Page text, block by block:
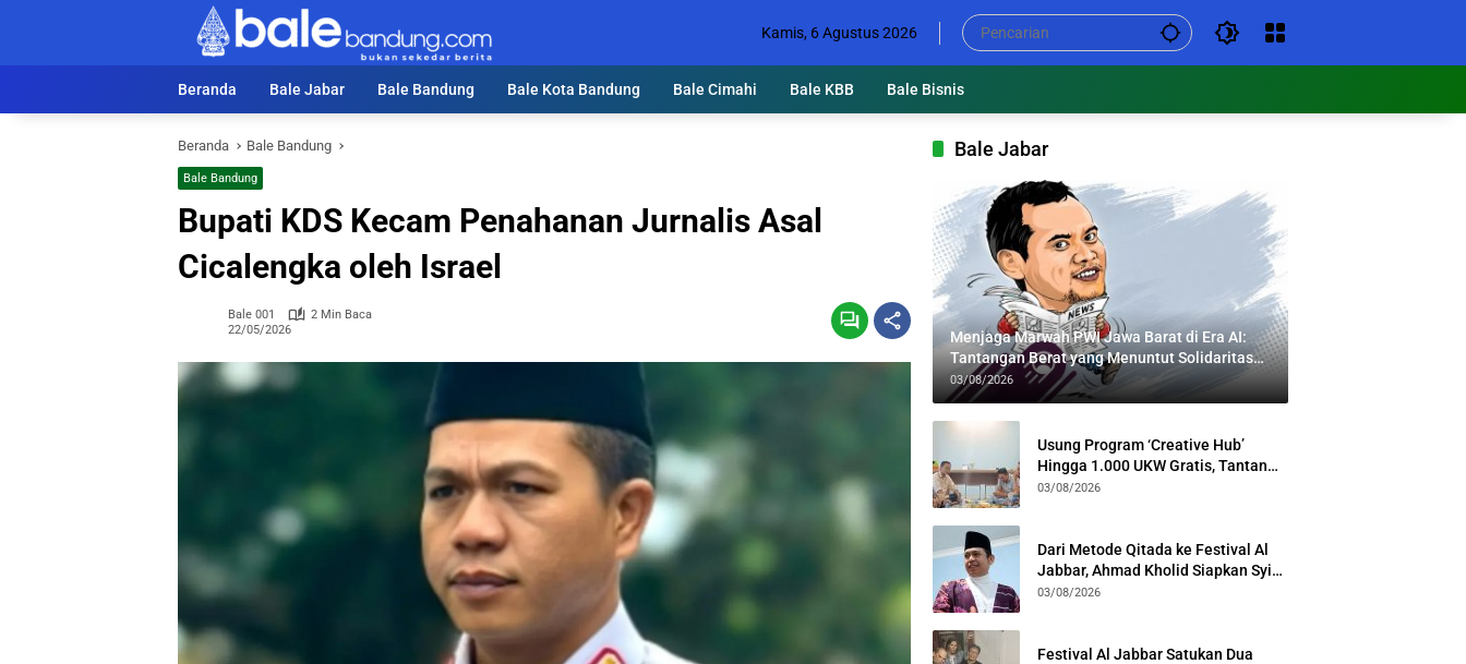
Kamis, 6 Agustus 2026
Beranda Bale Jabar Bale Bandung Bale Kota Bandung Bale Cimahi Bale KBB Bale Bisnis
Beranda Bale Bandung
Bale Bandung
Bupati KDS Kecam Penahanan Jurnalis Asal
Cicalengka oleh Israel
Bale 001
2 Min Baca
22/05/2026
Bale Jabar
Menjaga Marwah PWI Jawa Barat di Era AI:
Tantangan Berat yang Menuntut Solidaritas
Lintas Generasi
03/08/2026
Usung Program ‘Creative Hub’
Hingga 1.000 UKW Gratis, Tantan
Sulthon Paparkan Visi PWI Jabar di
03/08/2026
Dari Metode Qitada ke Festival Al
Jabbar, Ahmad Kholid Siapkan Syiar
Al-Qur’an Lewat Nada
03/08/2026
Festival Al Jabbar Satukan Dua